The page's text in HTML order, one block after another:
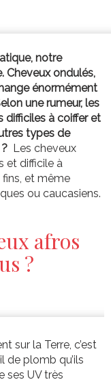
notre
Cheveux ondulés,
énormément
une rumeur, les
difficiles à coiffer et
types de
Les cheveux
et difficile à
et même
ou caucasiens.
afros
?
sur la Terre, c’est
de plomb qu’ils
ses UV très